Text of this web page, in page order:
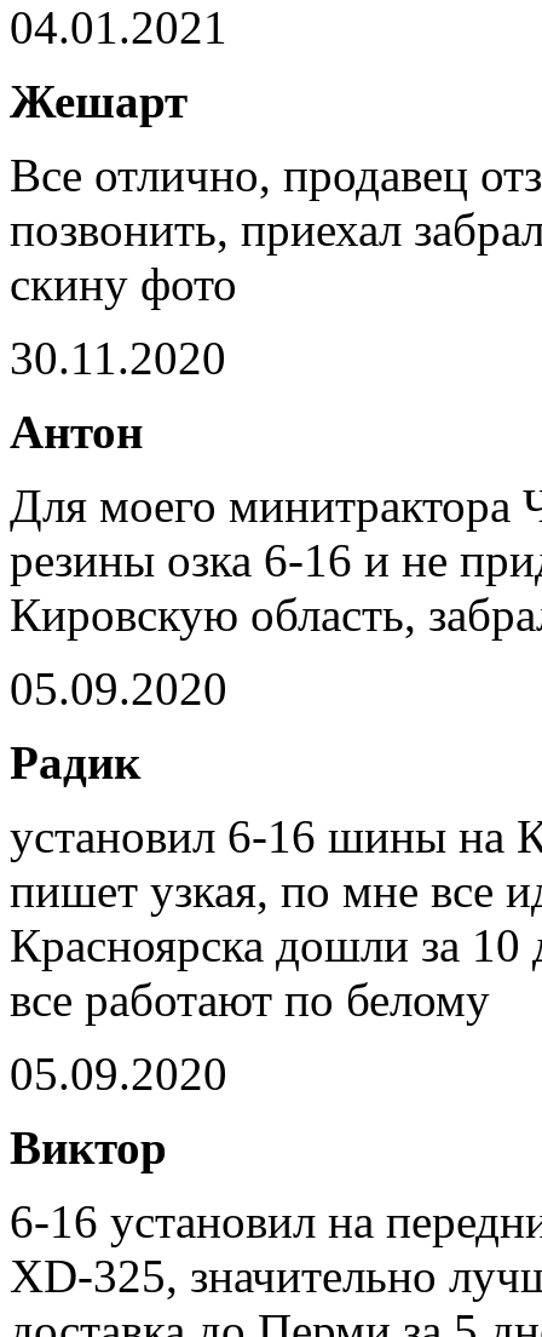
04.01.2021
Жешарт
Все отлично, продавец
позвонить, приехал
скину фото
30.11.2020
Антон
Для моего
резины озка 6-16 и не
Кировскую область,
05.09.2020
Радик
установил 6-16 шины на
пишет узкая, по мне все
Красноярска дошли за
все работают по белому
05.09.2020
Виктор
6-16 установил на
XD-325, значительно